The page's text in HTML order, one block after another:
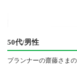
50代/男性
プランナーの齋藤さま